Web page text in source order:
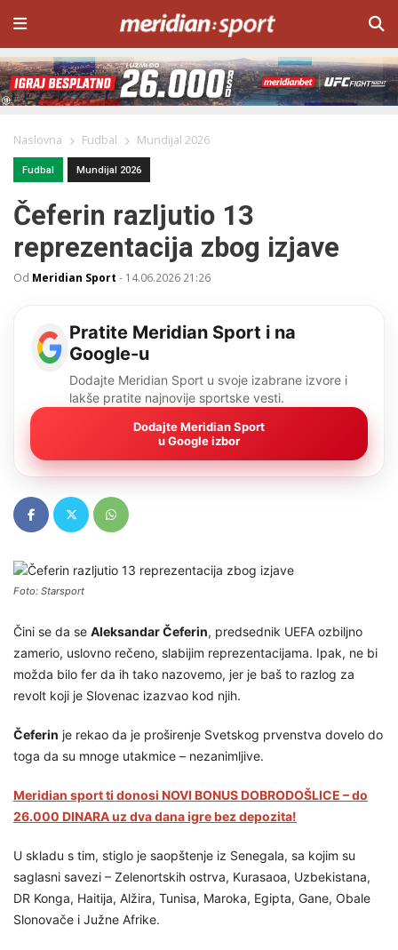
Naslovna Fudbal Mundijal 2026
Fudbal Mundijal 2026
Čeferin razljutio 13
reprezentacija zbog izjave
Od Meridian Sport - 14.06.2026 21:26
Pratite Meridian Sport i na
Google-u
Dodajte Meridian Sport u svoje izabrane izvore i
lakše pratite najnovije sportske vesti.
Dodajte Meridian Sport
u Google izbor
Foto: Starsport
Čini se da se Aleksandar Čeferin, predsednik UEFA ozbiljno
zamerio, uslovno rečeno, slabijim reprezentacijama. Ipak, ne bi
možda bilo fer da ih tako nazovemo, jer je baš to razlog za
revolt koji je Slovenac izazvao kod njih.
Čeferin je rekao da je proširenje Svetskog prvenstva dovelo do
toga da su mnoge utakmice – nezanimljive.
Meridian sport ti donosi NOVI BONUS DOBRODOŠLICE – do
26.000 DINARA uz dva dana igre bez depozita!
U skladu s tim, stiglo je saopštenje iz Senegala, sa kojim su
saglasni savezi – Zelenortskih ostrva, Kurasaoa, Uzbekistana,
DR Konga, Haitija, Alžira, Tunisa, Maroka, Egipta, Gane, Obale
Slonovače i Južne Afrike.